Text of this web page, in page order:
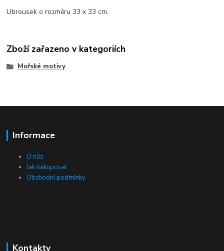
Ubrousek o rozměru 33 x 33 cm.
Zboží zařazeno v kategoriích
Mořské motivy
Informace
O nás
Jak nakupovat
Obchodní podmínky
Kontakty